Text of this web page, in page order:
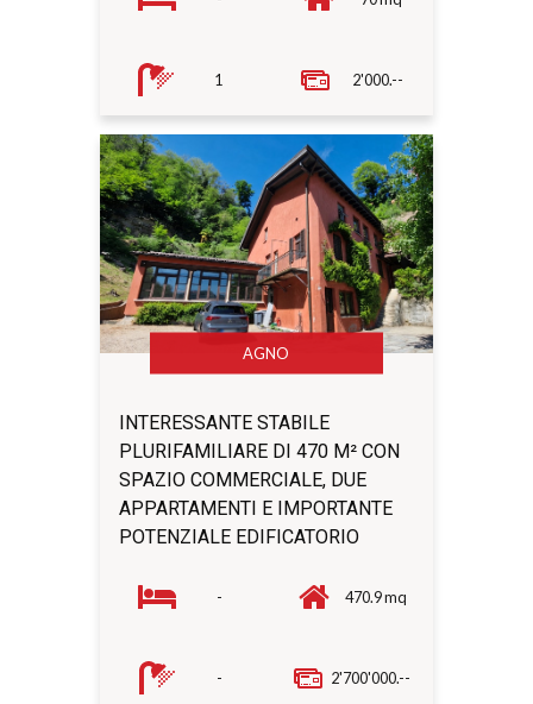
2'000.--
1
AGNO
INTERESSANTE STABILE
PLURIFAMILIARE DI 470 M² CON
SPAZIO COMMERCIALE, DUE
APPARTAMENTI E IMPORTANTE
POTENZIALE EDIFICATORIO
2'700'000.--
- 470.9 mq
-